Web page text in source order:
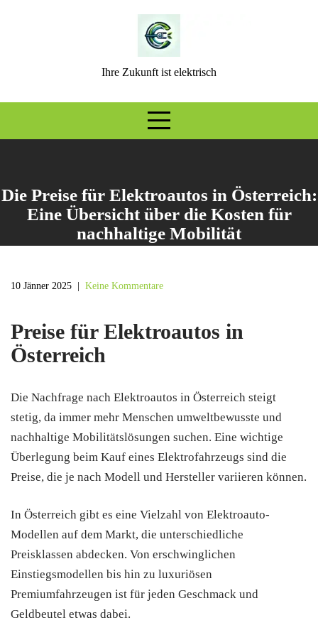
Ihre Zukunft ist elektrisch
Die Preise für Elektroautos in Österreich:
Eine Übersicht über die Kosten für
nachhaltige Mobilität
10 Jänner 2025 Keine Kommentare
Preise für Elektroautos in
Österreich
Die Nachfrage nach Elektroautos in Österreich steigt
stetig, da immer mehr Menschen umweltbewusste und
nachhaltige Mobilitätslösungen suchen. Eine wichtige
Überlegung beim Kauf eines Elektrofahrzeugs sind die
Preise, die je nach Modell und Hersteller variieren können.
In Österreich gibt es eine Vielzahl von Elektroauto-
Modellen auf dem Markt, die unterschiedliche
Preisklassen abdecken. Von erschwinglichen
Einstiegsmodellen bis hin zu luxuriösen
Premiumfahrzeugen ist für jeden Geschmack und
Geldbeutel etwas dabei.